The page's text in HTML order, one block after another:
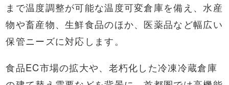
まで温度調整が可能な温度可変倉庫を備え、水産
物や畜産物、生鮮食品のほか、医薬品など幅広い
保管ニーズに対応します。
食品EC市場の拡大や、老朽化した冷凍冷蔵倉庫